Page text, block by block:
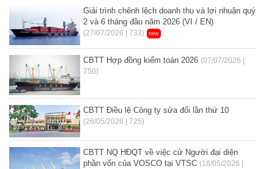
Giải trình chênh lệch doanh thu và lợi nhuận quý
2 và 6 tháng đầu năm 2026 (VI / EN)
(27/07/2026 | 733) new
CBTT Hợp đồng kiểm toán 2026 (07/07/2026 |
750)
CBTT Điều lệ Công ty sửa đổi lần thứ 10
(26/05/2026 | 725)
CBTT NQ HĐQT về việc cử Người đại diện
phần vốn của VOSCO tại VTSC (18/05/2026 |